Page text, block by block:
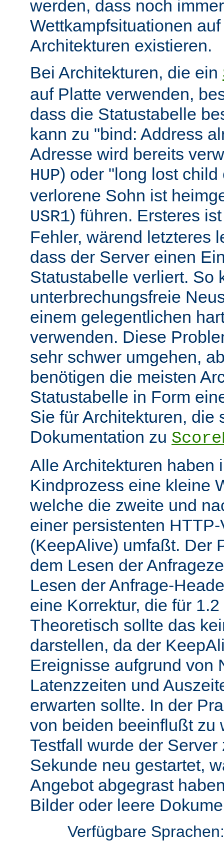
werden, dass noch immer
Wettkampfsituationen
Architekturen existieren.
Bei Architekturen, die ein
auf Platte verwenden,
dass die Statustabelle
kann zu "bind: Address
Adresse wird bereits
HUP) oder "long lost
verlorene Sohn ist
USR1) führen. Ersteres
Fehler, wärend letzteres
dass der Server einen
Statustabelle verliert. So
unterbrechungsfreie
einem gelegentlichen
verwenden. Diese
sehr schwer umgehen,
benötigen die meisten
Statustabelle in Form
Sie für Architekturen, die
Dokumentation zu
Alle Architekturen haben
Kindprozess eine kleine
welche die zweite und
einer persistenten
(KeepAlive) umfaßt. Der
dem Lesen der
Lesen der Anfrage-
eine Korrektur, die für
Theoretisch sollte das
darstellen, da der
Ereignisse aufgrund von
Latenzzeiten und
erwarten sollte. In der
von beiden beeinflußt zu
Testfall wurde der
Sekunde neu gestartet,
Angebot abgegrast
Bilder oder leere
Verfügbare